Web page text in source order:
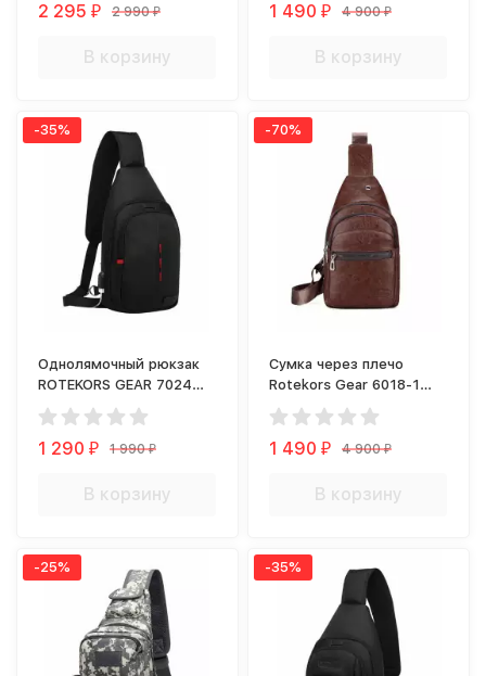
2 295₽ 2 990₽
В корзину
1 490₽ 4 900₽
В корзину
-35%
Однолямочный рюкзак
ROTEKORS GEAR 7024
черный
1 290₽ 1 990₽
В корзину
-70%
Сумка через плечо
Rotekors Gear 6018-1
коричневая
1 490₽ 4 900₽
В корзину
-25% -35%